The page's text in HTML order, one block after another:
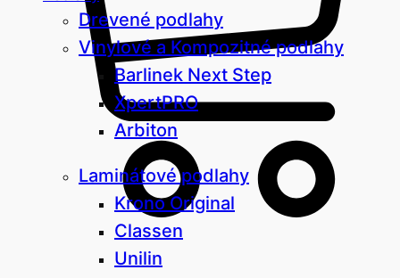
Drevené podlahy
Vinylové a Kompozitné podlahy
Barlinek Next Step
XpertPRO
Arbiton
Laminátové podlahy
Krono Original
Classen
Unilin